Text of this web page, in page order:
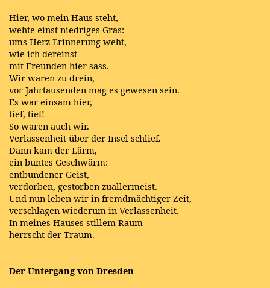
Hier, wo mein Haus steht,
wehte einst niedriges Gras:
ums Herz Erinnerung weht,
wie ich dereinst
mit Freunden hier sass.
Wir waren zu drein,
vor Jahrtausenden mag es gewesen sein.
Es war einsam hier,
tief, tief!
So waren auch wir.
Verlassenheit über der Insel schlief.
Dann kam der Lärm,
ein buntes Geschwärm:
entbundener Geist,
verdorben, gestorben zuallermeist.
Und nun leben wir in fremdmächtiger Zeit,
verschlagen wiederum in Verlassenheit.
In meines Hauses stillem Raum
herrscht der Traum.
Der Untergang von Dresden